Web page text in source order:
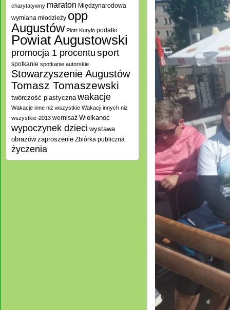
charytatywny maraton Międzynarodowa
wymiana młodzieży opp
Augustów Piotr Kuryło podatki
Powiat Augustowski
promocja 1 procentusport
spotkanie spotkanie autorskie
Stowarzyszenie Augustów
Tomasz Tomaszewski
twórczość plastyczna wakacje
Wakacje inne niż wszystkie Wakacji innych niż
wszystkie-2013 wernisaż Wielkanoc
wypoczynek dzieci wystawa
obrazów zaproszenie Zbiórka publiczna
życzenia